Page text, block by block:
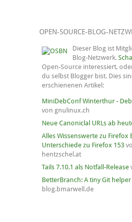
OPEN-SOURCE-BLOG-
Dieser Blog ist
Blog-Netzwerk.
Open-Source interessiert,
du selbst Blogger bist. Dies
erschienenen Artikel:
MiniDebConf Winterthur -
von gnulinux.ch
Neue Canoniclal URLs ab
Alles Wissenswerte zu Firefox
Unterschiede zu Firefox 153
hentzschel.at
Tails 7.10.1 als Notfall-Release
BetterBranch: A tiny Git helper
blog.bmarwell.de